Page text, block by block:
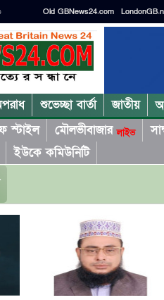
Old GBNews24.com
শুভেচ্ছা বার্তা জাতীয়
স্টাইল মৌলভীবাজারলাইভ
ইউকে কমিউনিটি